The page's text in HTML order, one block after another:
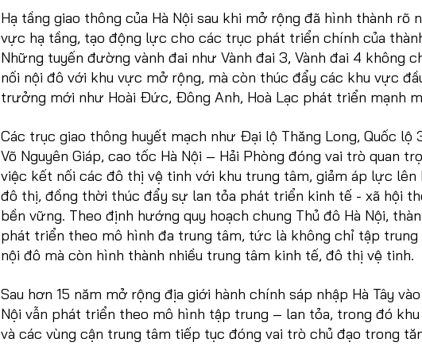
Hạ tầng giao thông của Hà Nội sau khi mở rộng đã hình thành rõ
vực hạ tầng, tạo động lực cho các trục phát triển chính của
Những tuyến đường vành đai như Vành đai 3, Vành đai 4 không
nối nội đô với khu vực mở rộng, mà còn thúc đẩy các khu vực
trưởng mới như Hoài Đức, Đông Anh, Hoà Lạc phát triển mạnh
Các trục giao thông huyết mạch như Đại lộ Thăng Long, Quốc lộ
Võ Nguyên Giáp, cao tốc Hà Nội – Hải Phòng đóng vai trò quan
việc kết nối các đô thị vệ tinh với khu trung tâm, giảm áp lực lên
đô thị, đồng thời thúc đẩy sự lan tỏa phát triển kinh tế - xã hội
bền vững. Theo định hướng quy hoạch chung Thủ đô Hà Nội,
phát triển theo mô hình đa trung tâm, tức là không chỉ tập trung
nội đô mà còn hình thành nhiều trung tâm kinh tế, đô thị vệ tinh.
Sau hơn 15 năm mở rộng địa giới hành chính sáp nhập Hà Tây vào
Nội vẫn phát triển theo mô hình tập trung – lan tỏa, trong đó
và các vùng cận trung tâm tiếp tục đóng vai trò chủ đạo trong